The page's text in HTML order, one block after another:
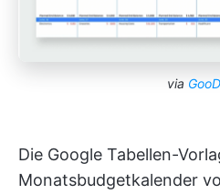
via
Die Google Tabellen-
Monatsbudgetkalender